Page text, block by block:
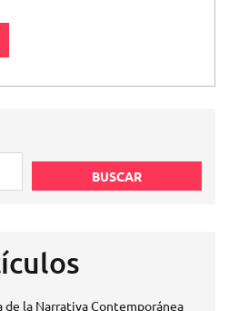
BUSCAR
de la Narrativa Contemporánea